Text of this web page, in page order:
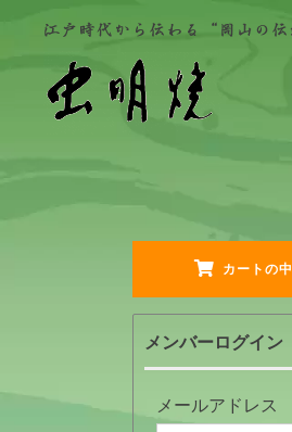
カートの中
メンバーログイン
メールアドレス